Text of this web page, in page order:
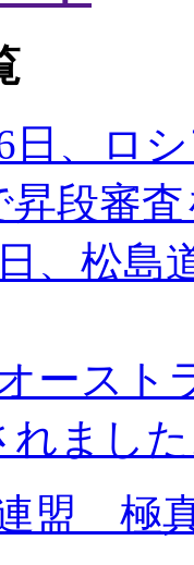
日、ロ
昇段審
、松
ース
れまし
盟 極